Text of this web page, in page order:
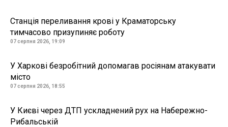
Станція переливання крові у Краматорську
тимчасово призупиняє роботу
07 серпня 2026, 19:09
У Харкові безробітний допомагав росіянам атакувати
місто
07 серпня 2026, 18:55
У Києві через ДТП ускладнений рух на Набережно-
Рибальській